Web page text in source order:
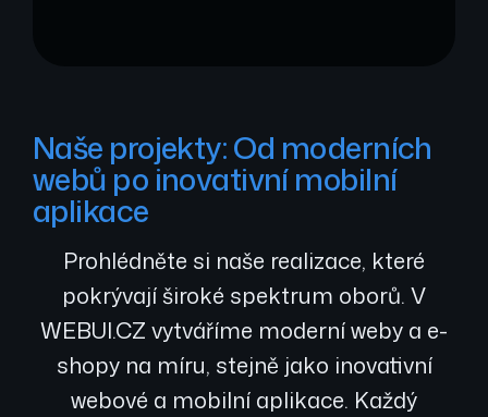
Naše projekty: Od moderních
webů po inovativní mobilní
aplikace
Prohlédněte si naše realizace, které
pokrývají široké spektrum oborů. V
WEBUI.CZ vytváříme moderní weby a e-
shopy na míru, stejně jako inovativní
webové a mobilní aplikace. Každý